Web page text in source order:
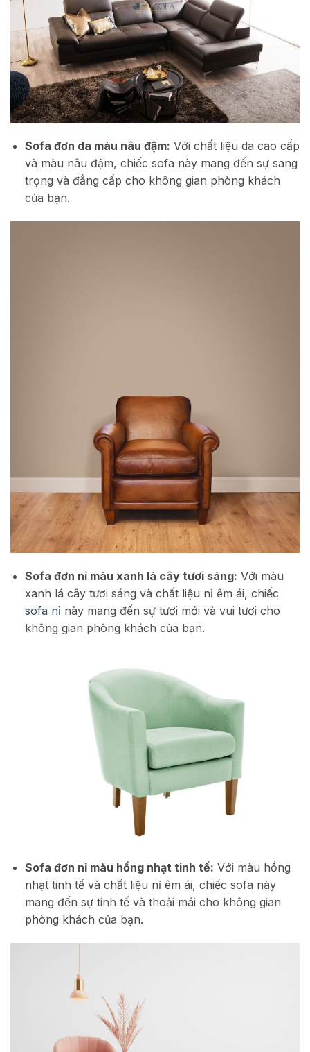
Sofa đơn da màu nâu đậm: Với chất liệu da cao cấp
và màu nâu đậm, chiếc sofa này mang đến sự sang
trọng và đẳng cấp cho không gian phòng khách
của bạn.
Sofa đơn nỉ màu xanh lá cây tươi sáng: Với màu
xanh lá cây tươi sáng và chất liệu nỉ êm ái, chiếc
sofa nỉ này mang đến sự tươi mới và vui tươi cho
không gian phòng khách của bạn.
Sofa đơn nỉ màu hồng nhạt tinh tế: Với màu hồng
nhạt tinh tế và chất liệu nỉ êm ái, chiếc sofa này
mang đến sự tinh tế và thoải mái cho không gian
phòng khách của bạn.